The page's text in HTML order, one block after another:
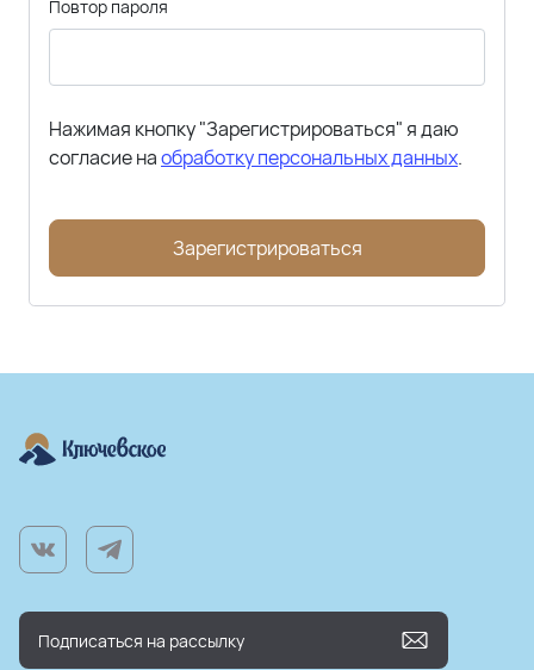
Повтор пароля
Нажимая кнопку "Зарегистрироваться" я даю
согласие наобработку персональных данных.
Зарегистрироваться